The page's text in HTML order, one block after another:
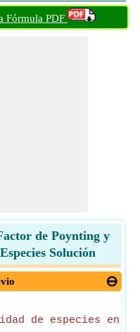
Fórmula PDF
de Poynting y
Solución
de especies en